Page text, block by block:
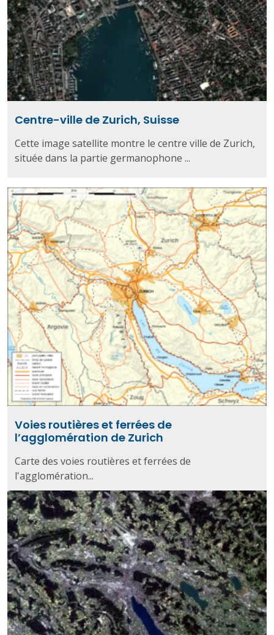
Centre-ville de Zurich, Suisse
Cette image satellite montre le centre ville de Zurich,
située dans la partie germanophone ...
Voies routières et ferrées de
l’agglomération de Zurich
Carte des voies routières et ferrées de
l'agglomération...